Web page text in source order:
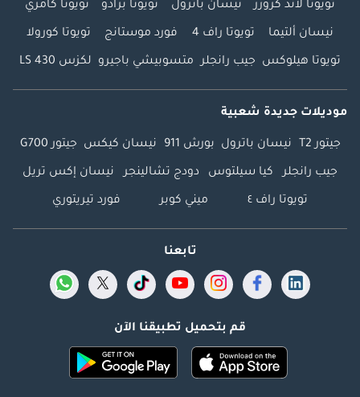
تويوتا لاند كروزر نيسان باترول تويوتا برادو تويوتا كامري
نيسان ألتيما تويوتا راف 4 فورد موستانج تويوتا كورولا
تويوتا هيلوكس جيب رانجلر متسوبيشي باجيرو لكزس LS 430
موديلات جديدة شعبية
جيتور T2 نيسان باترول بورش 911 نيسان كيكس جيتور G700
جيب رانجلر كيا سيلتوس دودج تشالينجر نيسان إكس تريل
تويوتا راف ٤ ميني كوبر فورد تيريتوري
تابعنا
قم بتحميل تطبيقنا الآن